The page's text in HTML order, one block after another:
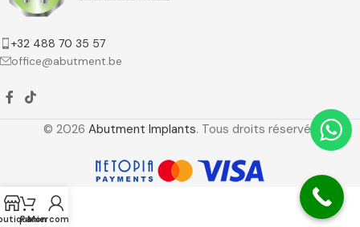
+32 488 70 35 57
office@abutment.be
© 2026 Abutment Implants. Tous droits réservés
Panier
Mon compte